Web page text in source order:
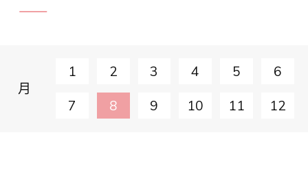
月
1 2 3 4 5 6
7 8 9 10 11 12